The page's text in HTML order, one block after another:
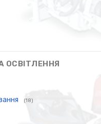
ОСВІТЛЕННЯ
(18)